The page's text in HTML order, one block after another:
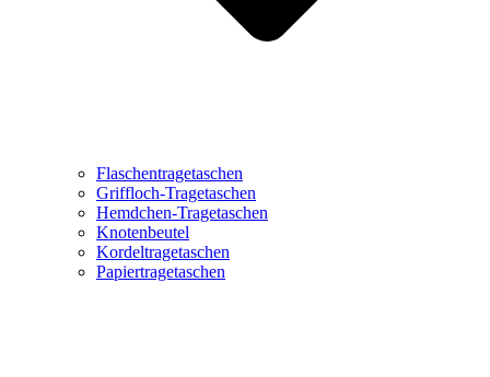
Flaschentragetaschen
Griffloch-Tragetaschen
Hemdchen-Tragetaschen
Knotenbeutel
Kordeltragetaschen
Papiertragetaschen